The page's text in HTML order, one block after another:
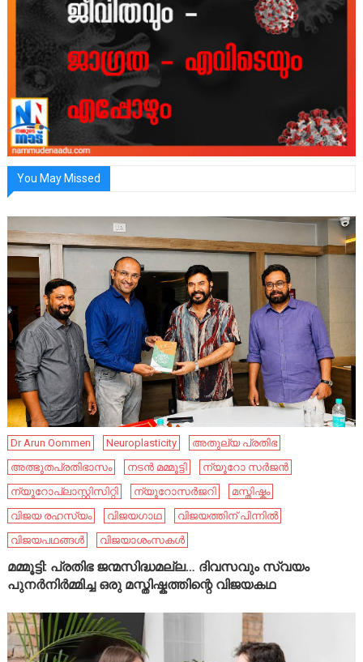
You May Missed
Dr Arun Oommen Neuroplasticity
അതുല്യ പ്രതിഭ
അത്ഭുതപ്രതിഭാസം
നടൻ മമ്മൂട്ടി
ന്യൂറോ സർജൻ
ന്യൂറോപ്ലാസ്റ്റിസിറ്റി
ന്യൂറോസർജറി
മസ്തിഷ്കം
വിജയ രഹസ്യം
വിജയഗാഥ
വിജയത്തിന് പിന്നിൽ
വിജയപഥങ്ങൾ
വിജയാശംസകൾ
മമ്മൂട്ടി: പ്രതിഭ ജന്മസിദ്ധമല്ല… ദിവസവും സ്വയം
പുനർനിർമ്മിച്ച ഒരു മസ്തിഷ്കത്തിന്റെ വിജയകഥ